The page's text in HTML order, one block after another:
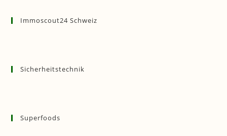
Immoscout24 Schweiz
Sicherheitstechnik
Superfoods